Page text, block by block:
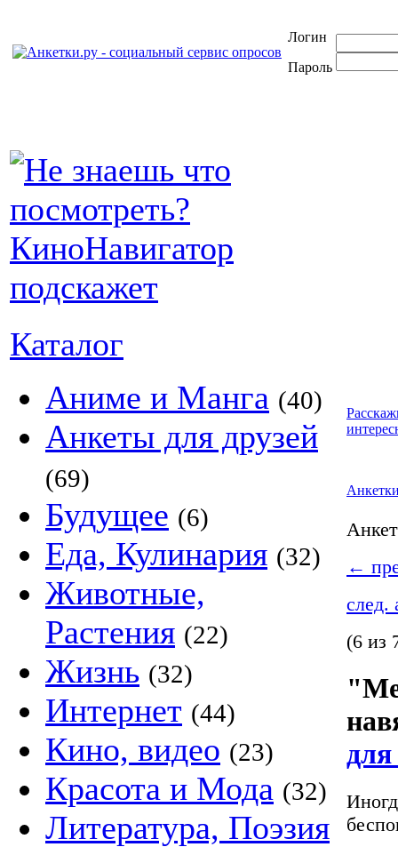
Логин
Пароль
Каталог
Аниме и Манга (40)
Анкеты для друзей
(69)
Будущее (6)
Еда, Кулинария (32)
Животные,
Растения (22)
Жизнь (32)
Интернет (44)
Кино, видео (23)
Красота и Мода (32)
Литература, Поэзия
←
след.
(6 из